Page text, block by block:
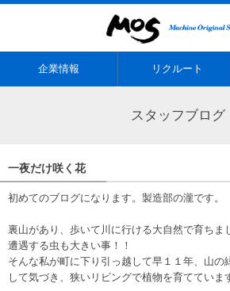
企業情報 リクルート
スタッフブログ
一夜だけ咲く花
初めてのブログになります。製造部の瀧です。
裏山があり、歩いて川に行ける大自然で育ちま
遭遇する虫も大きい事！！
そんな私が町に下り引っ越して早１１年、山の
して気づき、狭いリビングで植物を育てていま